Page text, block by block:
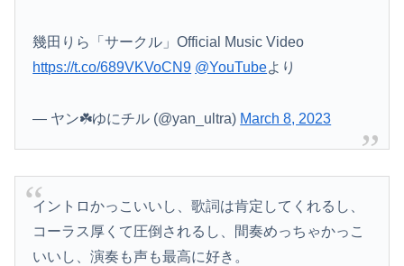
幾田りら「サークル」Official Music Video
https://t.co/689VKVoCN9 @YouTubeより
— ヤン☘️ゆにチル (@yan_ultra) March 8, 2023
イントロかっこいいし、歌詞は肯定してくれるし、
コーラス厚くて圧倒されるし、間奏めっちゃかっこ
いいし、演奏も声も最高に好き。